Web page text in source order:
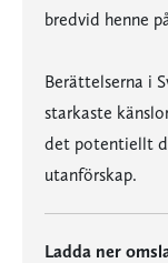
bredvid henne
Berättelserna i
starkaste
det potentiellt
utanförskap.
Ladda ner